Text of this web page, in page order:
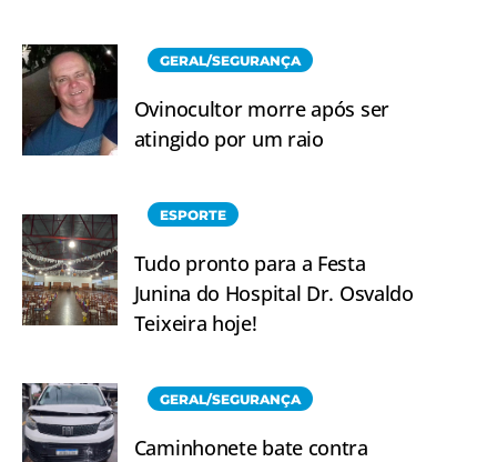
GERAL/SEGURANÇA
Ovinocultor morre após ser
atingido por um raio
ESPORTE
Tudo pronto para a Festa
Junina do Hospital Dr. Osvaldo
Teixeira hoje!
GERAL/SEGURANÇA
Caminhonete bate contra